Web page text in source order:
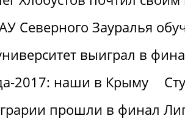
Северного Зауралья
выиграл в
2017: наши в Крыму
прошли в финал